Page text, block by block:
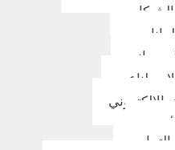
الإلكتروني